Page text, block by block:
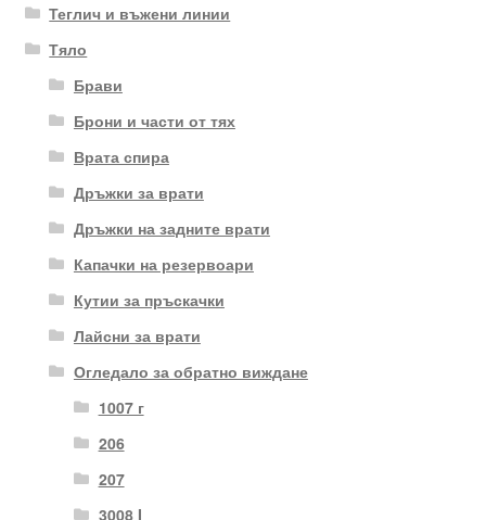
Теглич и въжени линии
Тяло
Брави
Брони и части от тях
Врата спира
Дръжки за врати
Дръжки на задните врати
Капачки на резервоари
Кутии за пръскачки
Лайсни за врати
Огледало за обратно виждане
1007 г
206
207
3008 I